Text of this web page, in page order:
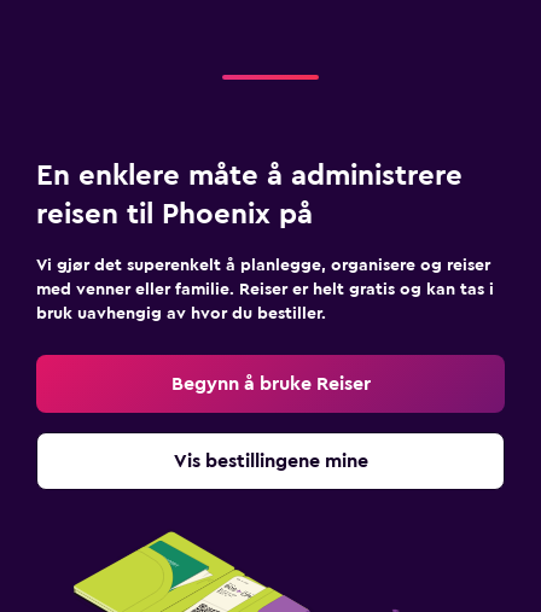
En enklere måte å administrere
reisen til Phoenix på
Vi gjør det superenkelt å planlegge, organisere og reiser
med venner eller familie. Reiser er helt gratis og kan tas i
bruk uavhengig av hvor du bestiller.
Begynn å bruke Reiser
Vis bestillingene mine